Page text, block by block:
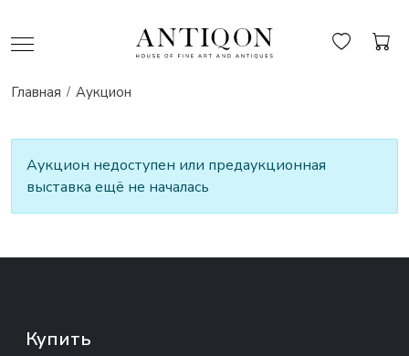
Главная Аукцион
Аукцион недоступен или предаукционная
выставка ещё не началась
Купить